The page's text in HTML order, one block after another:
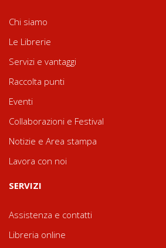
Chi siamo
Le Librerie
Servizi e vantaggi
Raccolta punti
Eventi
Collaborazioni e Festival
Notizie e Area stampa
Lavora con noi
SERVIZI
Assistenza e contatti
Libreria online